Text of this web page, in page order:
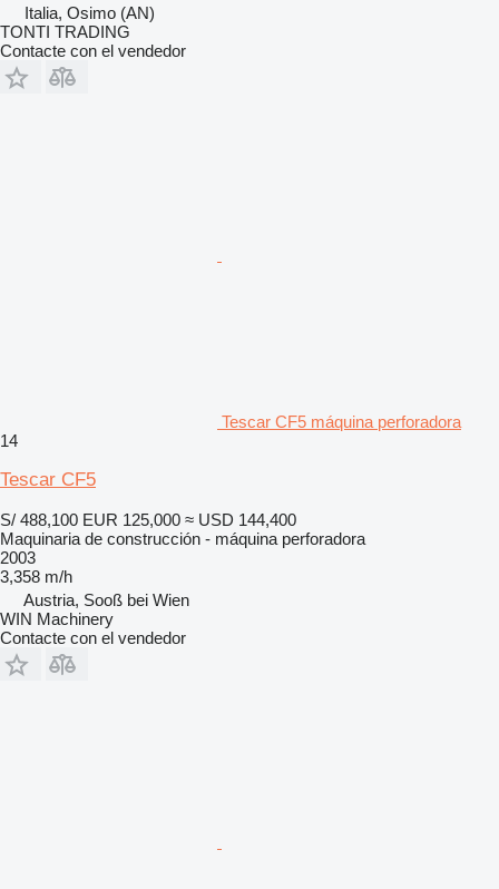
Italia, Osimo (AN)
TONTI TRADING
Contacte con el vendedor
Tescar CF5 máquina perforadora
14
Tescar CF5
S/ 488,100 EUR 125,000 ≈ USD 144,400
Maquinaria de construcción - máquina perforadora
2003
3,358 m/h
Austria, Sooß bei Wien
WIN Machinery
Contacte con el vendedor